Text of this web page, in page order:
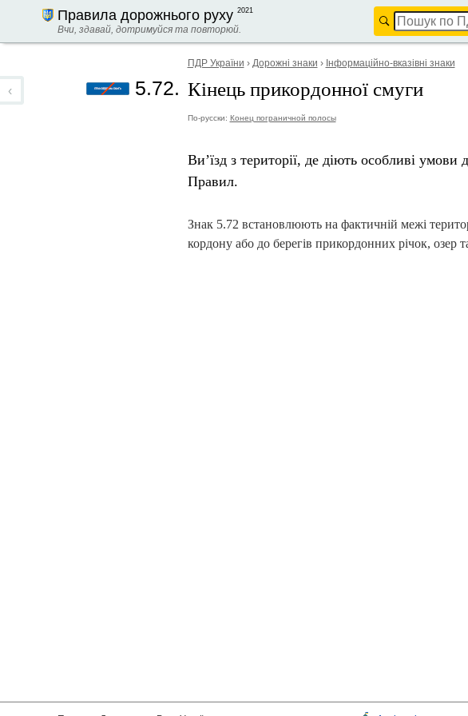
Правила дорожнього руху 2021
Вчи, здавай, дотримуйся та повторюй.
ПДР України › Дорожні знаки › Інформаційно-вказівні знаки
5.72. Кінець прикордонної смуги
По-русски: Конец пограничной полосы
Ви’їзд з території, де діють особливі
Правил.
Знак 5.72 встановлюють на фактичній межі
кордону або до берегів прикордонних річок, озер
‹